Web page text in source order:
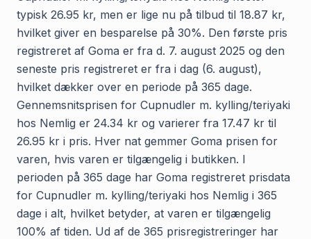
typisk 26.95 kr, men er lige nu på tilbud til 18.87 kr,
hvilket giver en besparelse på 30%. Den første pris
registreret af Goma er fra d. 7. august 2025 og den
seneste pris registreret er fra i dag (6. august),
hvilket dækker over en periode på 365 dage.
Gennemsnitsprisen for Cupnudler m. kylling/teriyaki
hos Nemlig er 24.34 kr og varierer fra 17.47 kr til
26.95 kr i pris. Hver nat gemmer Goma prisen for
varen, hvis varen er tilgængelig i butikken. I
perioden på 365 dage har Goma registreret prisdata
for Cupnudler m. kylling/teriyaki hos Nemlig i 365
dage i alt, hvilket betyder, at varen er tilgængelig
100% af tiden. Ud af de 365 prisregistreringer har